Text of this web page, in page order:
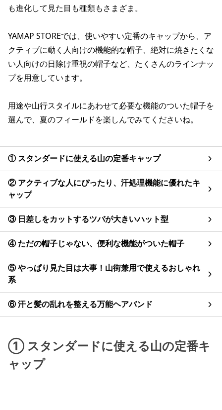
も進化して見た目も種類もさまざま。
YAMAP STOREでは、使いやすい定番のキャップから、ア
クティブに動く人向けの機能的な帽子、絶対に焼きたくな
い人向けの日除け重視の帽子など、たくさんのラインナッ
プを用意しています。
用途や山行スタイルにあわせて必要な機能のついた帽子を
選んで、夏のフィールドを楽しんでみてくださいね。
① スタンダードに使える山の定番キャップ
② アクティブな人にぴったり、汗処理機能に優れたキ
ャップ
③ 日差しをカットするツバが大きいハット型
④ ただの帽子じゃない、便利な機能がついた帽子
⑤ やっぱり見た目は大事！山街兼用で使えるおしゃれ
系
⑥ 汗と髪の乱れを整える万能ヘアバンド
① スタンダードに使える山の定番キ
ャップ